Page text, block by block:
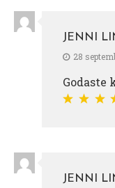
JENNI
28
Godaste
JENNI